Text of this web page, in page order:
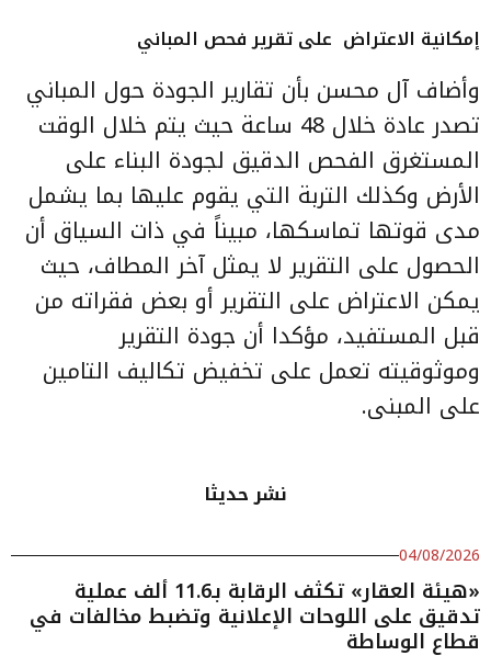
إمكانية الاعتراض على تقرير فحص المباني
وأضاف آل محسن بأن تقارير الجودة حول المباني
تصدر عادة خلال 48 ساعة حيث يتم خلال الوقت
المستغرق الفحص الدقيق لجودة البناء على
الأرض وكذلك التربة التي يقوم عليها بما يشمل
مدى قوتها تماسكها، مبيناً في ذات السياق أن
الحصول على التقرير لا يمثل آخر المطاف، حيث
يمكن الاعتراض على التقرير أو بعض فقراته من
قبل المستفيد، مؤكدا أن جودة التقرير
وموثوقيته تعمل على تخفيض تكاليف التامين
على المبنى.
نشر حديثا
04/08/2026
«هيئة العقار» تكثف الرقابة بـ11.6 ألف عملية
تدقيق على اللوحات الإعلانية وتضبط مخالفات في
قطاع الوساطة